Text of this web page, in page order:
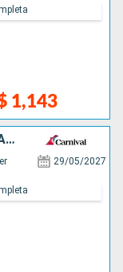
1,143
FRANCIA, BÉLGICA, ALEMANHA, DINAMARCA, HOLANDA
29/05/2027